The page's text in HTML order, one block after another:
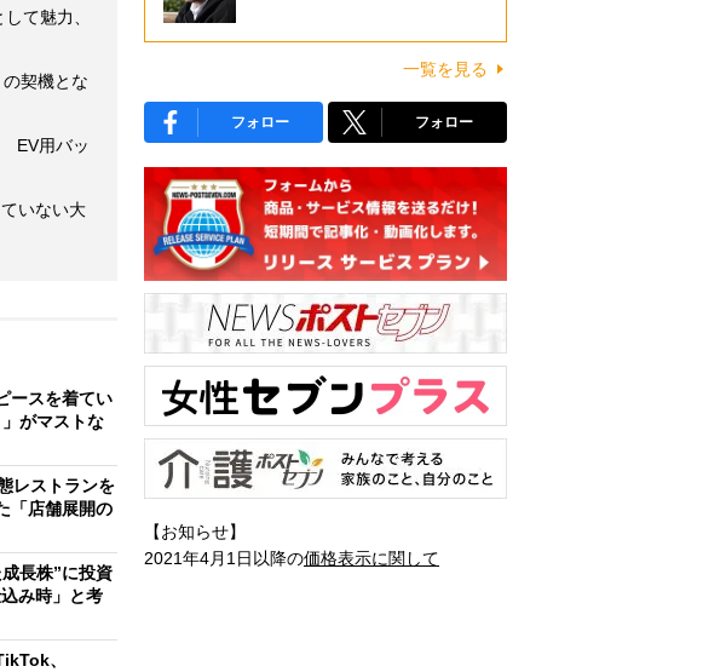
て魅力、
契機とな
EV用バッ
いない大
ースを着てい
がマストな
レストランを
「店舗展開の
長株”に投資
み時」と考
、
一覧を見る
フォロー フォロー
【お知らせ】
2021年4月1日以降の価格表示に関して